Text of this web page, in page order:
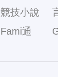
競技小說
Fami通